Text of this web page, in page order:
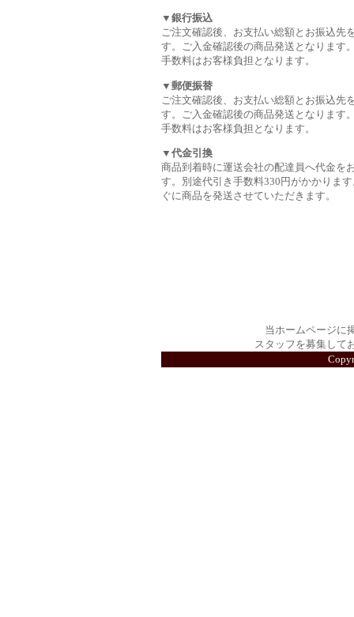
▼銀行振込
ご注文確認後、お支払い総額とお振込先
す。ご入金確認後の商品発送となります
手数料はお客様負担となります。
▼郵便振替
ご注文確認後、お支払い総額とお振込先
す。ご入金確認後の商品発送となります
手数料はお客様負担となります。
▼代金引換
商品到着時に運送会社の配達員へ代金を
す。別途代引き手数料330円がかかりま
ぐに商品を発送させていただきます。
当ホームページに
スタッフを募集して